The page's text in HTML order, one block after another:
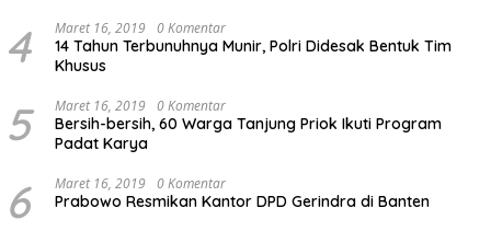
4 Maret 16, 2019 0 Komentar
14 Tahun Terbunuhnya Munir, Polri Didesak Bentuk Tim
Khusus
5 Maret 16, 2019 0 Komentar
Bersih-bersih, 60 Warga Tanjung Priok Ikuti Program
Padat Karya
6 Maret 16, 2019 0 Komentar
Prabowo Resmikan Kantor DPD Gerindra di Banten